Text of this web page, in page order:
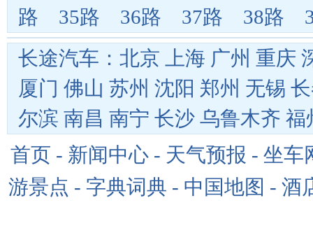
路
35路 36路 37路 38路
长途汽车： 北京 上海 广州 重庆
厦门 佛山 苏州 沈阳 郑州 无锡
尔滨 南昌 南宁 长沙 乌鲁木齐 福
首页 - 新闻中心- 天气预报 - 坐车
游景点 - 字典词典 - 中国地图 - 酒